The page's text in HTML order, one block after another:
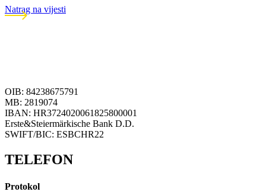
Natrag na vijesti
OIB: 84238675791
MB: 2819074
IBAN: HR3724020061825800001
Erste&Steiermärkische Bank D.D.
SWIFT/BIC: ESBCHR22
TELEFON
Protokol